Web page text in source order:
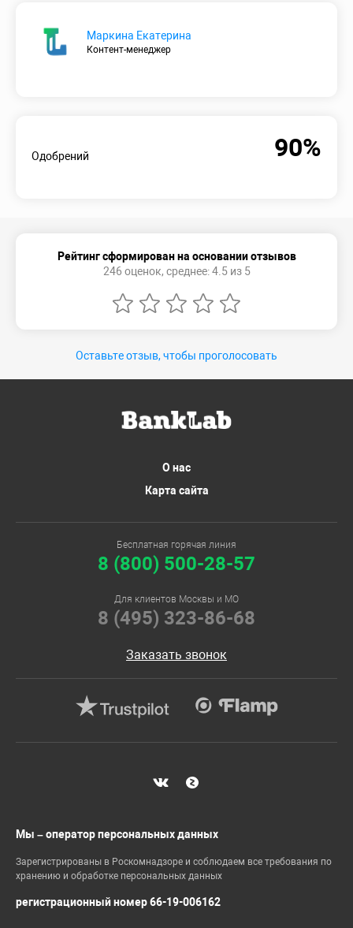
Маркина Екатерина
Контент-менеджер
Одобрений 90%
Рейтинг сформирован на основании отзывов
246 оценок, среднее: 4.5 из 5
Оставьте отзыв, чтобы проголосовать
О нас
Карта сайта
Бесплатная горячая линия
8 (800) 500-28-57
Для клиентов Москвы и МО
8 (495) 323-86-68
Заказать звонок
Мы – оператор персональных данных
Зарегистрированы в Роскомнадзоре и соблюдаем все требования по
хранению и обработке персональных данных
регистрационный номер 66-19-006162